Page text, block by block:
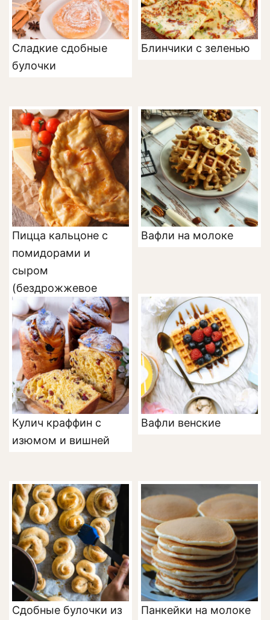
Сладкие сдобные
булочки
Блинчики с зеленью
Пицца кальцоне с
помидорами и
сыром
(бездрожжевое
тесто)
Вафли на молоке
Кулич краффин с
изюмом и вишней
Вафли венские
Сдобные булочки из
Панкейки на молоке